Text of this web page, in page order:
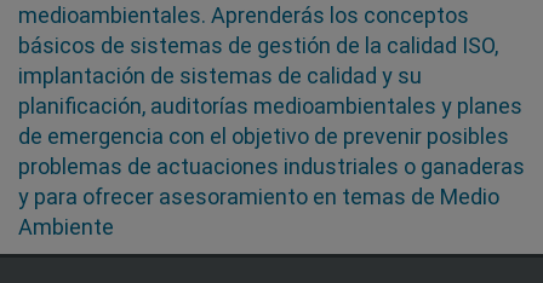
medioambientales. Aprenderás los conceptos
básicos de sistemas de gestión de la calidad ISO,
implantación de sistemas de calidad y su
planificación, auditorías medioambientales y planes
de emergencia con el objetivo de prevenir posibles
problemas de actuaciones industriales o ganaderas
y para ofrecer asesoramiento en temas de Medio
Ambiente